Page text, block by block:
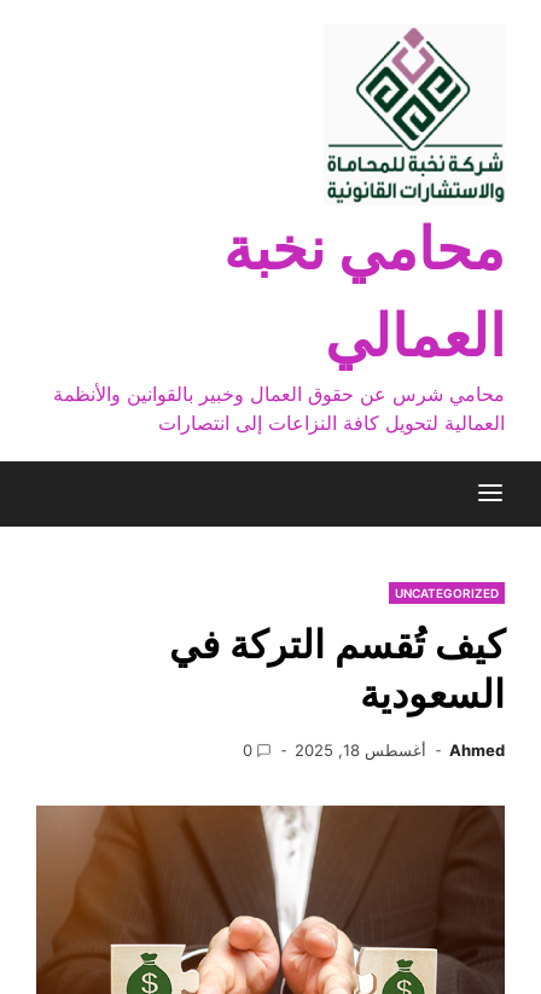
محامي نخبة
العمالي
محامي شرس عن حقوق العمال وخبير بالقوانين والأنظمة
العمالية لتحويل كافة النزاعات إلى انتصارات
UNCATEGORIZED
كيف تُقسم التركة في
السعودية
Ahmed أغسطس 18, 2025 0